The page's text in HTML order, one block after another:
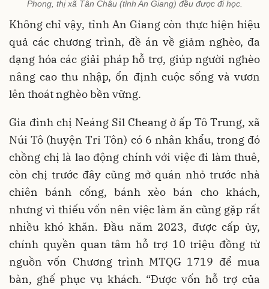
Phong, thị xã Tân Châu (tỉnh An Giang) đều được đi học.
Không chỉ vậy, tỉnh An Giang còn thực hiện hiệu
quả các chương trình, đề án về giảm nghèo, đa
dạng hóa các giải pháp hỗ trợ, giúp người nghèo
nâng cao thu nhập, ổn định cuộc sống và vươn
lên thoát nghèo bền vững.
Gia đình chị Neáng Sil Cheang ở ấp Tô Trung, xã
Núi Tô (huyện Tri Tôn) có 6 nhân khẩu, trong đó
chồng chị là lao động chính với việc đi làm thuê,
còn chị trước đây cũng mở quán nhỏ trước nhà
chiên bánh cống, bánh xèo bán cho khách,
nhưng vì thiếu vốn nên việc làm ăn cũng gặp rất
nhiều khó khăn. Đầu năm 2023, được cấp ủy,
chính quyền quan tâm hỗ trợ 10 triệu đồng từ
nguồn vốn Chương trình MTQG 1719 để mua
bàn, ghế phục vụ khách. “Được vốn hỗ trợ của